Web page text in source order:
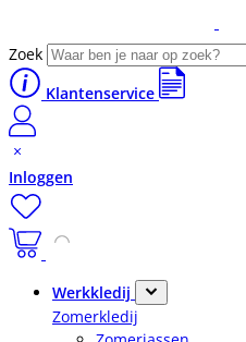
Zoek
Klantenservice
Inloggen
Werkkledij
Zomerkledij